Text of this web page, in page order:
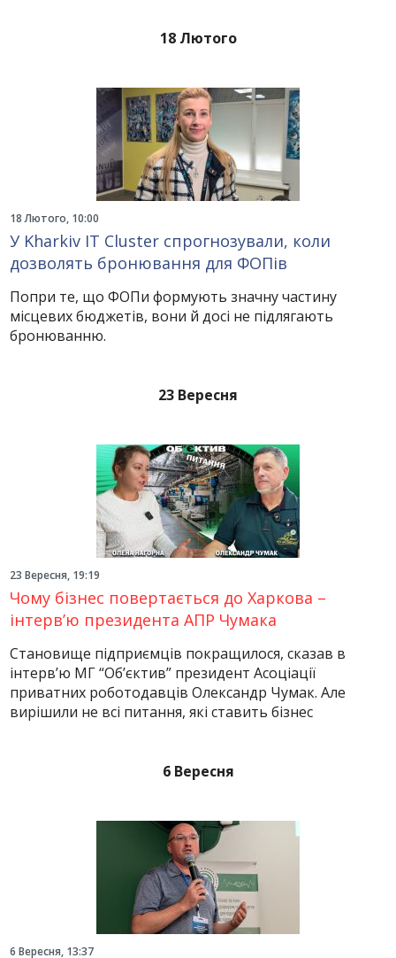
18 Лютого
18 Лютого, 10:00
У Kharkiv IT Cluster спрогнозували, коли
дозволять бронювання для ФОПів
Попри те, що ФОПи формують значну частину
місцевих бюджетів, вони й досі не підлягають
бронюванню.
23 Вересня
23 Вересня, 19:19
Чому бізнес повертається до Харкова –
інтерв’ю президента АПР Чумака
Становище підприємців покращилося, сказав в
інтерв’ю МГ “Об’єктив” президент Асоціації
приватних роботодавців Олександр Чумак. Але
вирішили не всі питання, які ставить бізнес
6 Вересня
6 Вересня, 13:37